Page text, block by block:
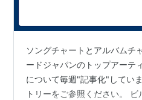
ソングチャートとアルバムチ
ードジャパンのトップアーテ
について毎週"記事化"してい
トリーをご参照ください。